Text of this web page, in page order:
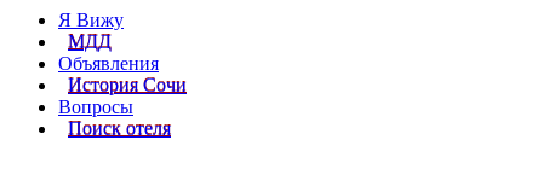
Я Вижу
МДД
Объявления
История Сочи
Вопросы
Поиск отеля